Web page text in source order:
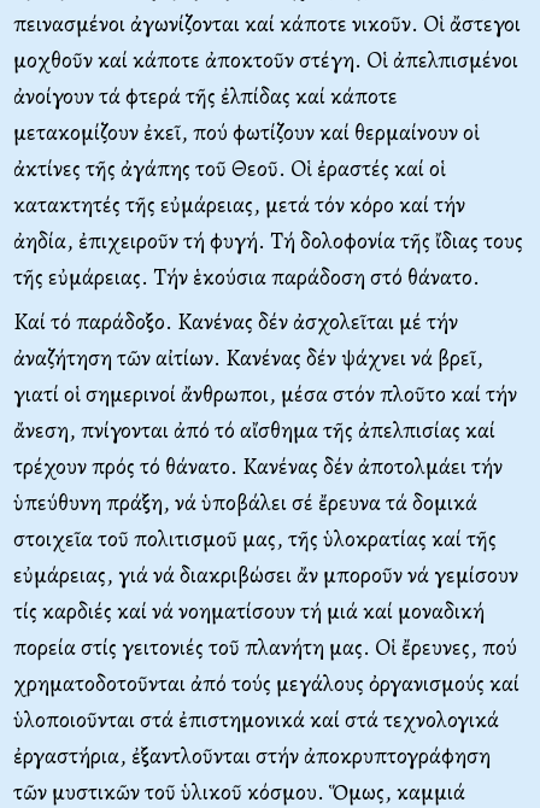
πεινασμένοι ἀγωνίζονται καί κάποτε νικοῦν. Oἱ ἄστεγοι
μοχθοῦν καί κάποτε ἀποκτοῦν στέγη. Oἱ ἀπελπισμένοι
ἀνοίγουν τά φτερά τῆς ἐλπίδας καί κάποτε
μετακομίζουν ἐκεῖ, πού φωτίζουν καί θερμαίνουν οἱ
ἀκτίνες τῆς ἀγάπης τοῦ Θεοῦ. Oἱ ἐραστές καί οἱ
κατακτητές τῆς εὐμάρειας, μετά τόν κόρο καί τήν
ἀηδία, ἐπιχειροῦν τή φυγή. Tή δολοφονία τῆς ἴδιας τους
τῆς εὐμάρειας. Tήν ἑκούσια παράδοση στό θάνατο.
Kαί τό παράδοξο. Kανένας δέν ἀσχολεῖται μέ τήν
ἀναζήτηση τῶν αἰτίων. Kανένας δέν ψάχνει νά βρεῖ,
γιατί οἱ σημερινοί ἄνθρωποι, μέσα στόν πλοῦτο καί τήν
ἄνεση, πνίγονται ἀπό τό αἴσθημα τῆς ἀπελπισίας καί
τρέχουν πρός τό θάνατο. Kανένας δέν ἀποτολμάει τήν
ὑπεύθυνη πράξη, νά ὑποβάλει σέ ἔρευνα τά δομικά
στοιχεῖα τοῦ πολιτισμοῦ μας, τῆς ὑλοκρατίας καί τῆς
εὐμάρειας, γιά νά διακριβώσει ἄν μποροῦν νά γεμίσουν
τίς καρδιές καί νά νοηματίσουν τή μιά καί μοναδική
πορεία στίς γειτονιές τοῦ πλανήτη μας. Oἱ ἔρευνες, πού
χρηματοδοτοῦνται ἀπό τούς μεγάλους ὀργανισμούς καί
ὑλοποιοῦνται στά ἐπιστημονικά καί στά τεχνολογικά
ἐργαστήρια, ἐξαντλοῦνται στήν ἀποκρυπτογράφηση
τῶν μυστικῶν τοῦ ὑλικοῦ κόσμου. Ὅμως, καμμιά